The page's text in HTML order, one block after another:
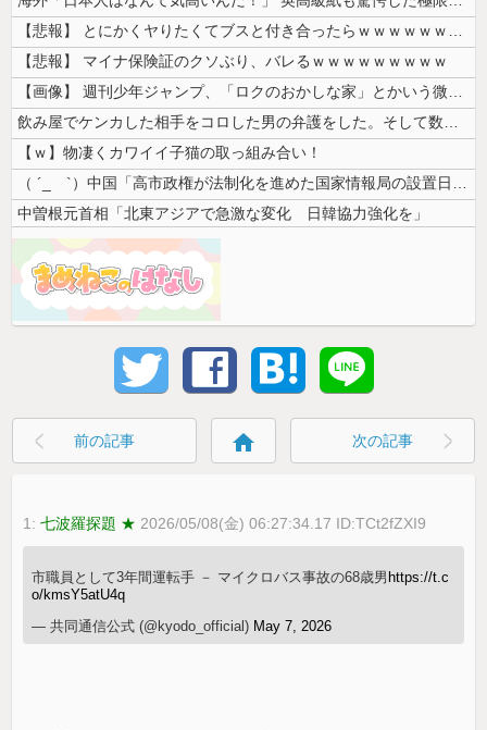
【悲報】 とにかくヤりたくてブスと付き合ったらｗｗｗｗｗｗｗｗｗｗｗｗ...
【悲報】 マイナ保険証のクソぶり、バレるｗｗｗｗｗｗｗｗｗ
【画像】 週刊少年ジャンプ、「ロクのおかしな家」とかいう微妙な漫画を巻...
飲み屋でケンカした相手をコロした男の弁護をした。そして数年後、因果応報...
【ｗ】物凄くカワイイ子猫の取っ組み合い！
（ ´_ゝ`）中国「高市政権が法制化を進めた国家情報局の設置日が7月3...
中曽根元首相「北東アジアで急激な変化 日韓協力強化を」
前の記事 home 次の記事
1:七波羅探題 ★ 2026/05/08(金) 06:27:34.17 ID:TCt2fZXI9
市職員として3年間運転手 － マイクロバス事故の68歳男 https://t.c
o/kmsY5atU4q
— 共同通信公式 (@kyodo_official) May 7, 2026